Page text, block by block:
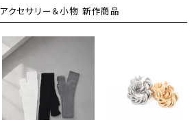
アクセサリー＆小物 新作商品